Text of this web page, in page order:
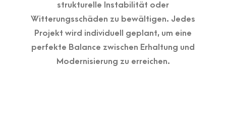
strukturelle Instabilität oder
Witterungsschäden zu bewältigen. Jedes
Projekt wird individuell geplant, um eine
perfekte Balance zwischen Erhaltung und
Modernisierung zu erreichen.